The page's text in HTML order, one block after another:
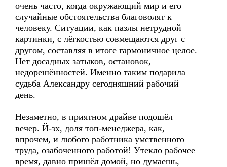
очень часто, когда окружающий мир и его
случайные обстоятельства благоволят к
человеку. Ситуации, как пазлы нетрудной
картинки, с лёгкостью совмещаются друг с
другом, составляя в итоге гармоничное целое.
Нет досадных затыков, остановок,
недорешённостей. Именно таким подарила
судьба Александру сегодняшний рабочий
день.
Незаметно, в приятном драйве подошёл
вечер. Й-эх, доля топ-менеджера, как,
впрочем, и любого работника умственного
труда, озабоченного работой! Утекло рабочее
время, давно пришёл домой, но думаешь,